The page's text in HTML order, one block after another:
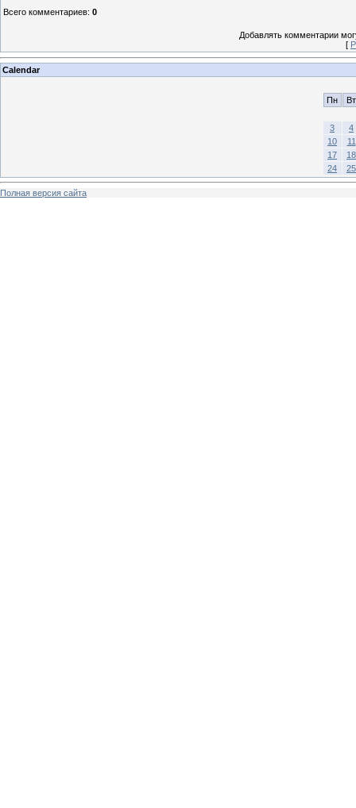
Всего комментариев: 0
Добавлять комментарии
[
Calendar
Пн Вт
3
4
10
11
17
18
24
25
Полная версия сайта